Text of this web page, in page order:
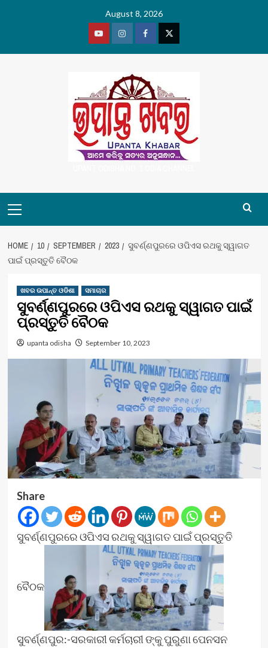
August 8, 2026
YoutubeVimeoFacebookTwitter
Menu
HOME 10 SEPTEMBER 2023
ସୁବର୍ଣ୍ଣପୁରରେ ଓପିଏସ ରଥକୁ ସ୍ୱାଗତ
ପାଇଁ ପ୍ରସ୍ତୁତି ବୈଠକ
ଖବର ଉପାନ୍ତ ଓଡିଶା ସମାଚାର
ସୁବର୍ଣ୍ଣପୁରରେ ଓପିଏସ ରଥକୁ ସ୍ୱାଗତ ପାଇଁ
ପ୍ରସ୍ତୁତି ବୈଠକ
upanta odisha September 10, 2023
Share
ସୁବର୍ଣ୍ଣପୁରରେ ଓପିଏସ ରଥକୁ ସ୍ୱାଗତ ପାଇଁ ପ୍ରସ୍ତୁତି
ବୈଠକ
ସୁବର୍ଣ୍ଣପୁର:-ସରକାରୀ କର୍ମଚାରୀ ଙ୍କୁ ପୁରୁଣା ପେନସନ